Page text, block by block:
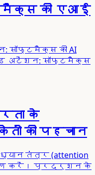
की एआई
सॉफ्टमैक्स की AI
अटेंशन: सॉफ्टमैक्स
के
की पहचान
तंत्र (attention
करें। प्रदर्शन के